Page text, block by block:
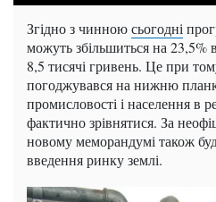
Згідно з чинноюсьогодні
можуть збільшиться на
8,5 тисячі гривень. Це при
погоджувався на нижню
промисловості і населення в
фактично зрівнятися. За
новому меморандумі також
введення ринку землі.